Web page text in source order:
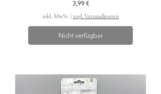
Preis
3,99 €
inkl. MwSt. zzgl. Versandkosten
Nicht verfügbar